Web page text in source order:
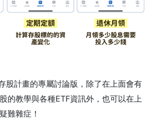
股計畫的專屬討論版，除了在上面會有
的教學與各種ETF資訊外，也可以在上
難雜症！